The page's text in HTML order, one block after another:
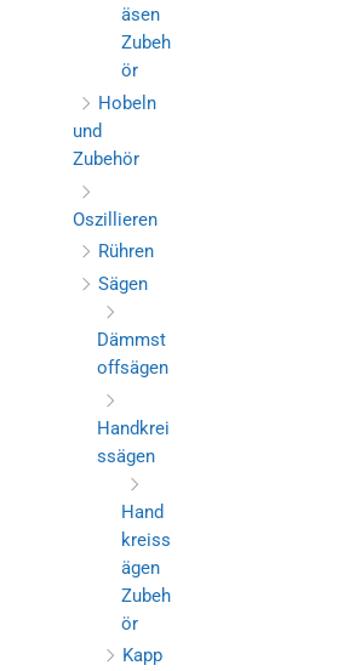
äsen
Zubeh
ör
Hobeln
und
Zubehör
Oszillieren
Rühren
Sägen
Dämmst
offsägen
Handkrei
ssägen
Hand
kreiss
ägen
Zubeh
ör
Kapp